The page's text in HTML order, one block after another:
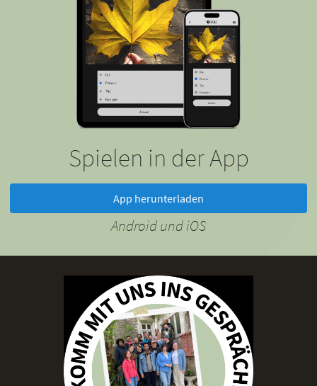
Spielen in der App
App herunterladen
Android und iOS